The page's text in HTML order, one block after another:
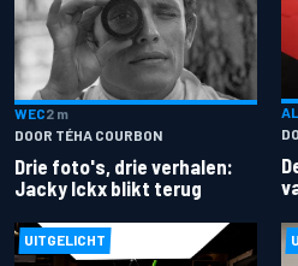
WEC2 m
DOOR TÉHA COURBON
Drie foto's, drie verhalen:
Jacky Ickx blikt terug
UITGELICHT